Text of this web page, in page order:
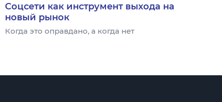
Соцсети как инструмент выхода на
новый рынок
Когда это оправдано, а когда нет